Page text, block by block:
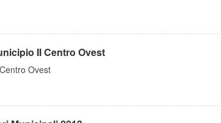
II Centro Ovest
Ovest